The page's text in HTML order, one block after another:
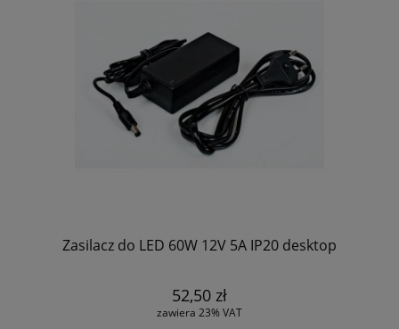
Zasilacz do LED 60W 12V 5A IP20 desktop
52,50 zł
zawiera 23% VAT